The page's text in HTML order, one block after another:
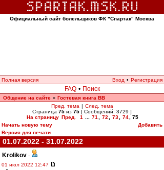
Официальный сайт болельщиков ФК "Спартак" Москва
Полная версия Вход • Регистрация
FAQ • Поиск
Общение на сайте » Гостевая книга ВВ
Пред. тема | След. тема
Страница 75 из 75 [ Сообщений: 3729 ]
На страницу Пред. 1 71 72 73 74
75
Начать новую тему
Добавить
Версия для печати
01.07.2022 - 31.07.2022
Krolikov -
01 июл 2022 12:47